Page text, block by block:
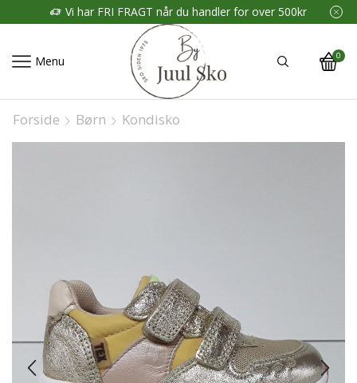
Vi har FRI FRAGT når du handler for over 500kr
Menu 0
Forside Børn Kondisko